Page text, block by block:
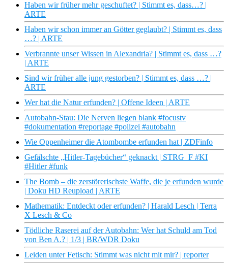
Haben wir früher mehr geschuftet? | Stimmt es, dass…? |
ARTE
Haben wir schon immer an Götter geglaubt? | Stimmt es, dass
…? | ARTE
Verbrannte unser Wissen in Alexandria? | Stimmt es, dass …?
| ARTE
Sind wir früher alle jung gestorben? | Stimmt es, dass …? |
ARTE
Wer hat die Natur erfunden? | Offene Ideen | ARTE
Autobahn-Stau: Die Nerven liegen blank #focustv
#dokumentation #reportage #polizei #autobahn
Wie Oppenheimer die Atombombe erfunden hat | ZDFinfo
Gefälschte „Hitler-Tagebücher“ geknackt | STRG_F #KI
#Hitler #funk
The Bomb – die zerstörerischste Waffe, die je erfunden wurde
| Doku HD Reupload | ARTE
Mathematik: Entdeckt oder erfunden? | Harald Lesch | Terra
X Lesch & Co
Tödliche Raserei auf der Autobahn: Wer hat Schuld am Tod
von Ben A.? | 1/3 | BR/WDR Doku
Leiden unter Fetisch: Stimmt was nicht mit mir? | reporter